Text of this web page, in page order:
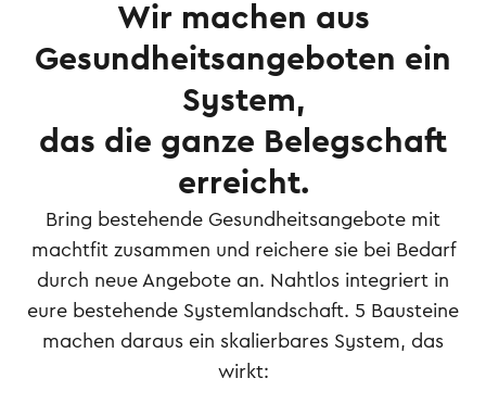
Wir machen aus
Gesundheitsangeboten ein
System,
das die ganze Belegschaft
erreicht.
Bring bestehende Gesundheitsangebote mit
machtfit zusammen und reichere sie bei Bedarf
durch neue Angebote an. Nahtlos integriert in
eure bestehende Systemlandschaft. 5 Bausteine
machen daraus ein skalierbares System, das
wirkt: